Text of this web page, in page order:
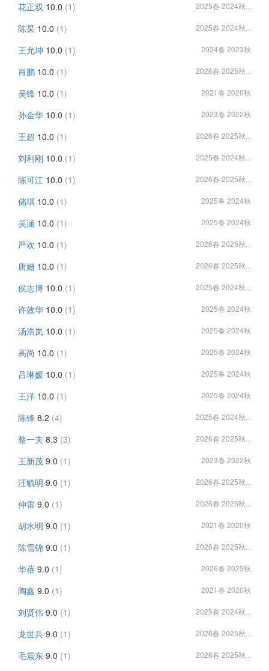
花正双 10.0 (1) 2025春 2024秋...
陈杲 10.0 (1) 2025春 2024秋...
王允坤 10.0 (1) 2024春 2023秋
肖鹏 10.0 (1) 2026春 2025秋...
吴锋 10.0 (1) 2021春 2020秋
孙金华 10.0 (1) 2023春 2022秋
王超 10.0 (1) 2026春 2025秋...
刘利刚 10.0 (1) 2025春 2024秋...
陈可江 10.0 (1) 2026春 2025秋...
储琪 10.0 (1) 2025春 2024秋
吴涵 10.0 (1) 2025春 2024秋
严欢 10.0 (1) 2026春 2025秋...
唐姗 10.0 (1) 2026春 2025秋...
侯志博 10.0 (1) 2025春 2024秋...
许效华 10.0 (1) 2025春 2024秋
汤浩岚 10.0 (1) 2025春 2024秋
高尚 10.0 (1) 2025春 2024秋
吕琳媛 10.0 (1) 2025春 2024秋
王洋 10.0 (1) 2025春 2024秋
陈锋 8.2 (4) 2025春 2024秋...
蔡一夫 8.3 (3) 2026春 2025秋...
王新茂 9.0 (1) 2023春 2022秋
汪毓明 9.0 (1) 2026春 2025秋...
仲雷 9.0 (1) 2026春 2025秋...
胡水明 9.0 (1) 2021春 2020秋
陈雪锦 9.0 (1) 2026春 2025秋...
华蓓 9.0 (1) 2026春 2025秋
陶鑫 9.0 (1) 2021春 2020秋
刘贤伟 9.0 (1) 2025春 2024秋...
龙世兵 9.0 (1) 2026春 2025秋...
毛震东 9.0 (1) 2026春 2025秋...